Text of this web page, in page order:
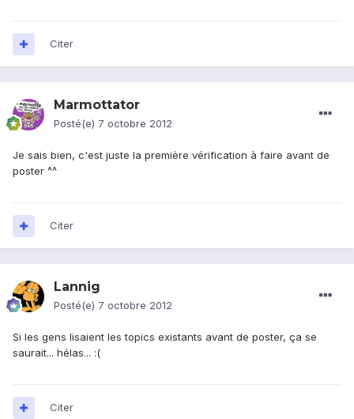
Citer
Marmottator
Posté(e) 7 octobre 2012
Je sais bien, c'est juste la première vérification à faire avant de
poster ^^
Citer
Lannig
Posté(e) 7 octobre 2012
Si les gens lisaient les topics existants avant de poster, ça se
saurait... hélas... :(
Citer